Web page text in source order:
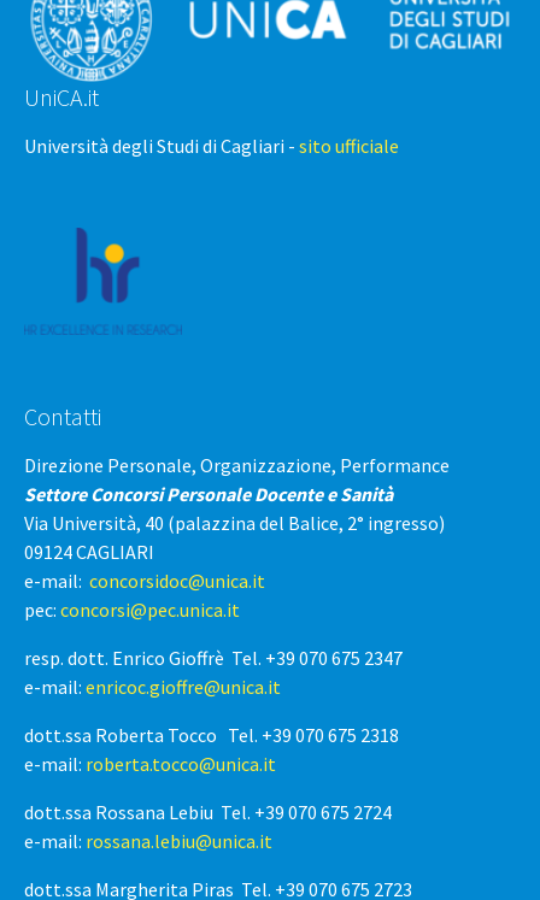
UniCA.it
Università degli Studi di Cagliari - sito ufficiale
Contatti
Direzione Personale, Organizzazione, Performance
Settore Concorsi Personale Docente e Sanità
Via Università, 40 (palazzina del Balice, 2° ingresso)
09124 CAGLIARI
e-mail: concorsidoc@unica.it
pec: concorsi@pec.unica.it
resp. dott. Enrico Gioffrè Tel. +39 070 675 2347
e-mail: enricoc.gioffre@unica.it
dott.ssa Roberta Tocco Tel. +39 070 675 2318
e-mail: roberta.tocco@unica.it
dott.ssa Rossana Lebiu Tel. +39 070 675 2724
e-mail: rossana.lebiu@unica.it
dott.ssa Margherita Piras Tel. +39 070 675 2723